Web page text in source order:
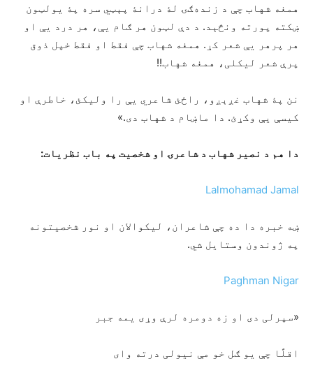
همغه شهاب چې د زنده‌ګۍ لۀ درانۀ پېټي سره پۀ یولټون
ښکته پورته ونڅېد. د دې لټون هر ګام یې، هر درد یې او
هر پرهر یې شعر کړ. همغه شهاب چې فقط او فقط خپل ذوق
پرې شعر لیکلی، همغه شهاب!!
نن پۀ شهاب غږېږو، راځئ شاعري یې را ولیکئ، خاطرې او
کیسې یې وکړئ. دا ماښام د شهاب دی.»
دا هم د نصیر شهاب د شاعرۍ او شخصیت په باب نظریات:
Lalmohamad Jamal
ښه خبره دا ده چې شاعران، لیکوالان او نور شخصیتونه
په ژوندون وستایل شي.
Paghman Nigar
«سپرلی دی او زه دومره لرې وړی یمه جبر
اقلًا چې یو ګل خو مې نیولی درته وای